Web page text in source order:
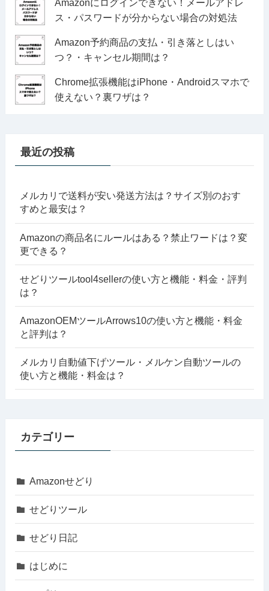
Amazonにログインできない！メールアドレ
ス・パスワードが分からない場合の対処法
Amazon予約商品の支払・引き落としはい
つ？・キャンセル期間は？
Chrome拡張機能はiPhone・Androidスマホで
使えない？裏ワザは？
最近の投稿
メルカリで送料が安い発送方法は？サイズ別のおす
すめと最安は？
Amazonの商品名にルールはある？禁止ワードは？変
更できる？
せどりツールtool4sellerの使い方と機能・料金・評判
は？
AmazonOEMツールArrows10の使い方と機能・料金
と評判は？
メルカリ自動値下げツール・メルケン自動ツールの
使い方と機能・料金は？
カテゴリー
Amazonせどり
せどりツール
せどり日記
はじめに